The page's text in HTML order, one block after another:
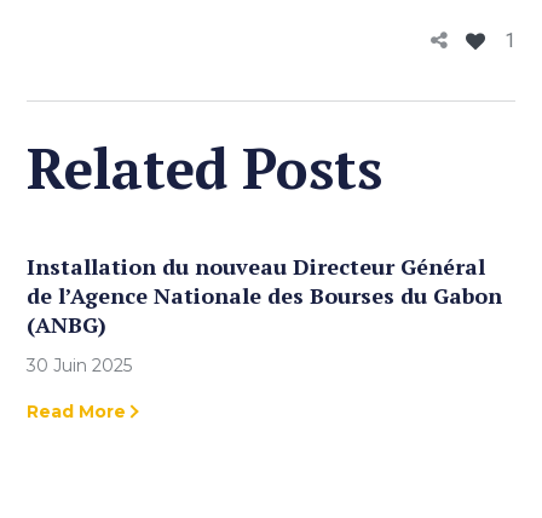
1
Related Posts
Installation du nouveau Directeur Général
de l’Agence Nationale des Bourses du Gabon
(ANBG)
30 Juin 2025
Read More